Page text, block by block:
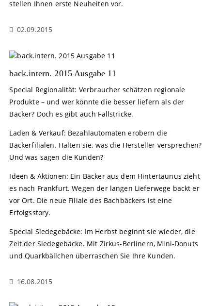
stellen Ihnen erste Neuheiten vor.
02.09.2015
back.intern. 2015 Ausgabe 11
Special Regionalität: Verbraucher schätzen regionale
Produkte – und wer könnte die besser liefern als der
Bäcker? Doch es gibt auch Fallstricke.
Laden & Verkauf: Bezahlautomaten erobern die
Bäckerfilialen. Halten sie, was die Hersteller versprechen?
Und was sagen die Kunden?
Ideen & Aktionen: Ein Bäcker aus dem Hintertaunus zieht
es nach Frankfurt. Wegen der langen Lieferwege backt er
vor Ort. Die neue Filiale des Bachbäckers ist eine
Erfolgsstory.
Special Siedegebäcke: Im Herbst beginnt sie wieder, die
Zeit der Siedegebäcke. Mit Zirkus-Berlinern, Mini-Donuts
und Quarkbällchen überraschen Sie Ihre Kunden.
16.08.2015